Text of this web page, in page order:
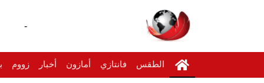
-
الطقس فانتازي أمازون أخبار زووم